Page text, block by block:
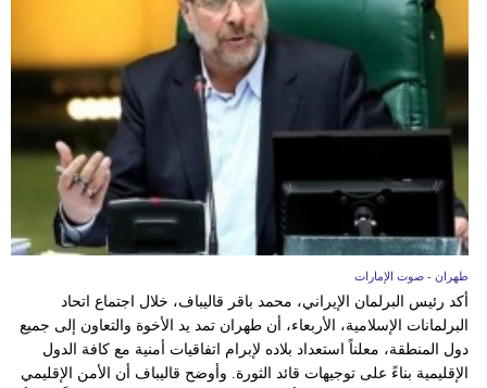
طهران - صوت الإمارات
أكد رئيس البرلمان الإيراني، محمد باقر قاليباف، خلال اجتماع اتحاد
البرلمانات الإسلامية، الأربعاء، أن طهران تمد يد الأخوة والتعاون إلى جميع
دول المنطقة، معلناً استعداد بلاده لإبرام اتفاقيات أمنية مع كافة الدول
الإقليمية بناءً على توجيهات قائد الثورة. وأوضح قاليباف أن الأمن الإقليمي